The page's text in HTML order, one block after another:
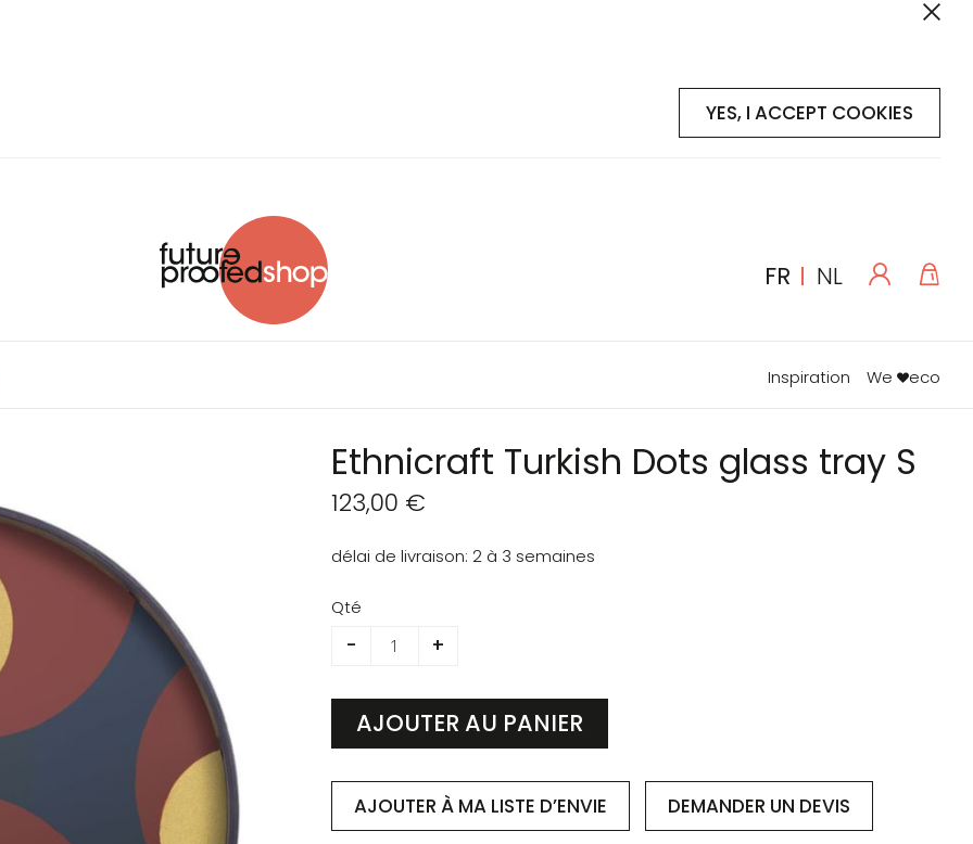
YES, I ACCEPT COOKIES
LANGUE
FR NL
Inspiration We eco
Ethnicraft Turkish Dots glass tray S
123,00 €
délai de livraison 2 à 3 semaines
Qté
- +
AJOUTER AU PANIER
AJOUTER À MA LISTE D’ENVIE DEMANDER UN DEVIS